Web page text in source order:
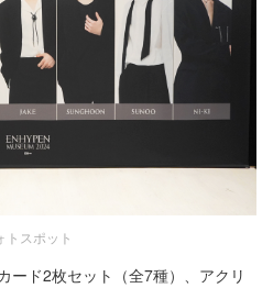
トスポット
ード2枚セット（全7種）、アクリ